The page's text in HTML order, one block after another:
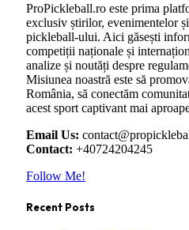
ProPickleball.ro este prima
exclusiv știrilor, evenimentelor
pickleball-ului. Aici găsești
competiții naționale și
analize și noutăți despre
Misiunea noastră este să
România, să conectăm
acest sport captivant mai
Email Us:
Contact: +40724204245
Follow Me!
Recent Posts